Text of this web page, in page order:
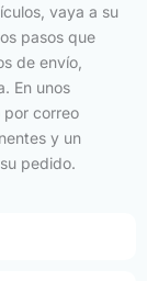
vaya a su
pasos que
de envío,
En unos
por correo
y un
pedido.